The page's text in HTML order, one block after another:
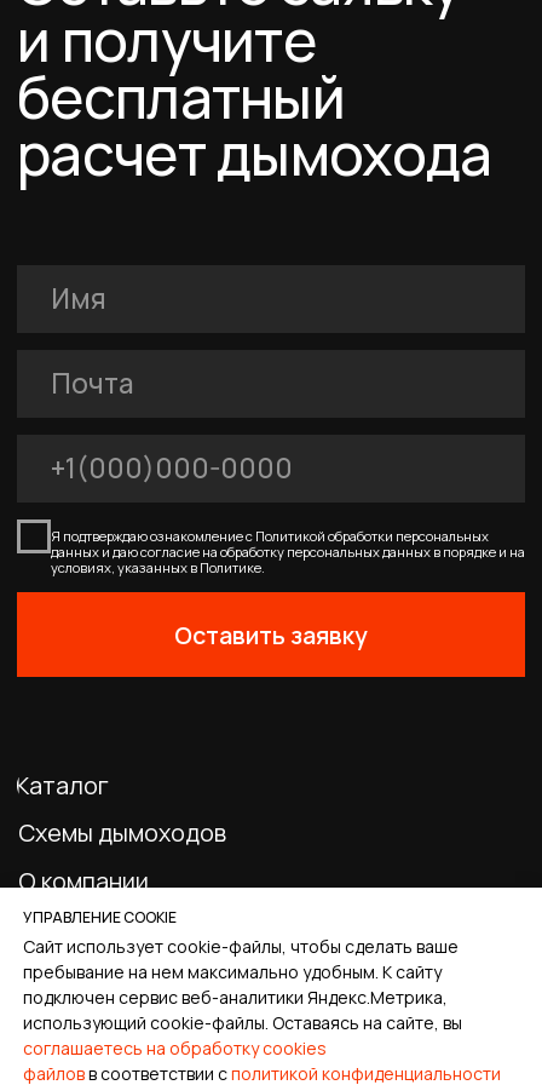
УПРАВЛЕНИЕ COOKIE
Сайт использует cookie-файлы, чтобы сделать ваше
пребывание на нем максимально удобным. К cайту
подключен сервис веб-аналитики Яндекс.Метрика,
использующий cookie-файлы. Оставаясь на сайте, вы
соглашаетесь на обработку cookies
файловв соответствии сполитикой конфиденциальности